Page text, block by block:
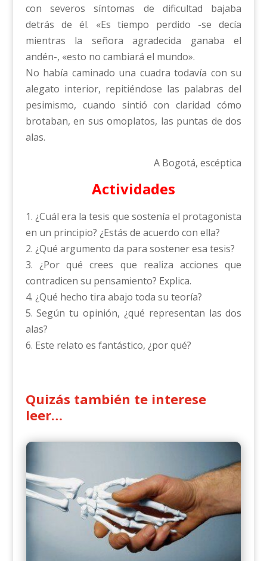
con severos síntomas de dificultad bajaba
detrás de él. «Es tiempo perdido -se decía
mientras la señora agradecida ganaba el
andén-, «esto no cambiará el mundo».
No había caminado una cuadra todavía con su
alegato interior, repitiéndose las palabras del
pesimismo, cuando sintió con claridad cómo
brotaban, en sus omoplatos, las puntas de dos
alas.
A Bogotá, escéptica
Actividades
1. ¿Cuál era la tesis que sostenía el protagonista
en un principio? ¿Estás de acuerdo con ella?
2. ¿Qué argumento da para sostener esa tesis?
3. ¿Por qué crees que realiza acciones que
contradicen su pensamiento? Explica.
4. ¿Qué hecho tira abajo toda su teoría?
5. Según tu opinión, ¿qué representan las dos
alas?
6. Este relato es fantástico, ¿por qué?
Quizás también te interese
leer…